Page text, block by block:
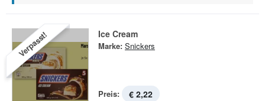
Verpasst! Ice Cream
Marke: Snickers
Preis: € 2,22